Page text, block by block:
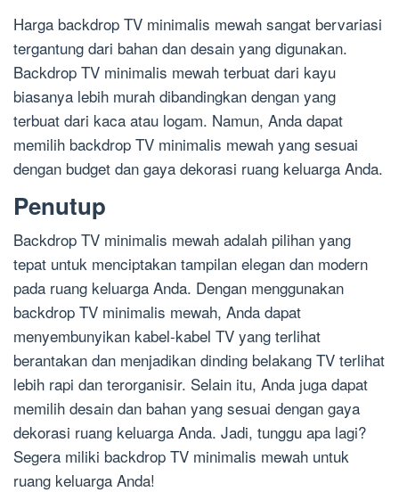
Harga backdrop TV minimalis mewah sangat bervariasi
tergantung dari bahan dan desain yang digunakan.
Backdrop TV minimalis mewah terbuat dari kayu
biasanya lebih murah dibandingkan dengan yang
terbuat dari kaca atau logam. Namun, Anda dapat
memilih backdrop TV minimalis mewah yang sesuai
dengan budget dan gaya dekorasi ruang keluarga Anda.
Penutup
Backdrop TV minimalis mewah adalah pilihan yang
tepat untuk menciptakan tampilan elegan dan modern
pada ruang keluarga Anda. Dengan menggunakan
backdrop TV minimalis mewah, Anda dapat
menyembunyikan kabel-kabel TV yang terlihat
berantakan dan menjadikan dinding belakang TV terlihat
lebih rapi dan terorganisir. Selain itu, Anda juga dapat
memilih desain dan bahan yang sesuai dengan gaya
dekorasi ruang keluarga Anda. Jadi, tunggu apa lagi?
Segera miliki backdrop TV minimalis mewah untuk
ruang keluarga Anda!